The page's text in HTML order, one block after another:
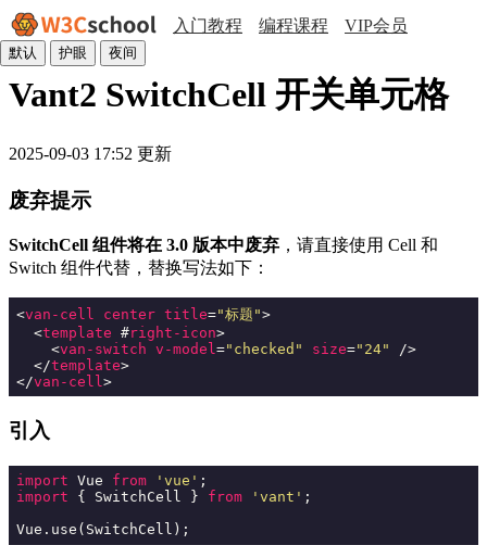
入门教程 编程课程 VIP会员
默认 护眼 夜间
Vant2 SwitchCell 开关单元格
2025-09-03 17:52 更新
废弃提示
SwitchCell 组件将在 3.0 版本中废弃 ，请直接使用 Cell 和
Switch 组件代替，替换写法如下：
<van-cell center title="标题">
<template #right-icon>
<van-switch v-model ="checked" size="24" />
</template>
</van-cell >
引入
import Vue from 'vue'
import { SwitchCell } from 'vant' ;